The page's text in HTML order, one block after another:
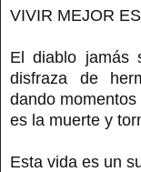
VIVIR MEJOR
El diablo jamás
disfraza de
dando
es la muerte y
Esta vida es un